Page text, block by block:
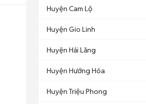
Huyện Cam Lộ
Huyện Gio Linh
Huyện Hải Lăng
Huyện Hướng Hóa
Huyện Triệu Phong